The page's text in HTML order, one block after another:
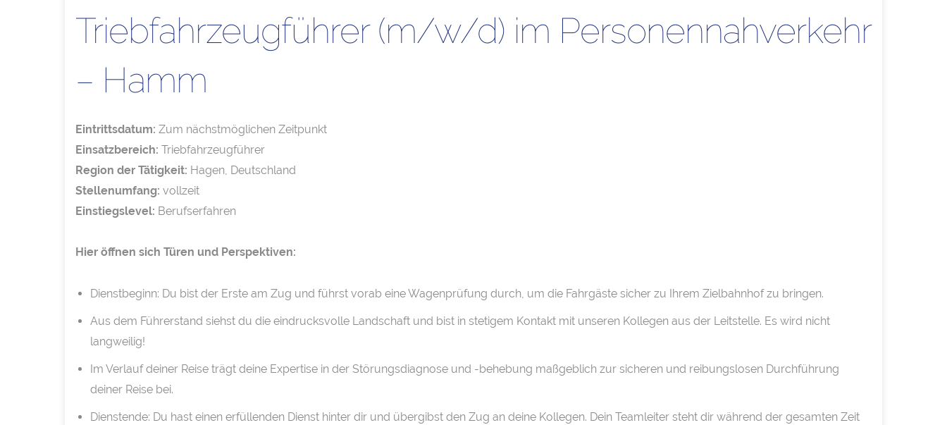
Triebfahrzeugführer (m/w/d) im Personennahverkehr
– Hamm
Eintrittsdatum: Zum nächstmöglichen Zeitpunkt
Einsatzbereich: Triebfahrzeugführer
Region der Tätigkeit: Hagen, Deutschland
Stellenumfang: vollzeit
Einstiegslevel: Berufserfahren
Hier öffnen sich Türen und Perspektiven:
Dienstbeginn: Du bist der Erste am Zug und führst vorab eine Wagenprüfung durch, um die Fahrgäste sicher zu Ihrem Zielbahnhof zu bringen.
Aus dem Führerstand siehst du die eindrucksvolle Landschaft und bist in stetigem Kontakt mit unseren Kollegen aus der Leitstelle. Es wird nicht
langweilig!
Im Verlauf deiner Reise trägt deine Expertise in der Störungsdiagnose und -behebung maßgeblich zur sicheren und reibungslosen Durchführung
deiner Reise bei.
Dienstende: Du hast einen erfüllenden Dienst hinter dir und übergibst den Zug an deine Kollegen. Dein Teamleiter steht dir während der gesamten Zeit